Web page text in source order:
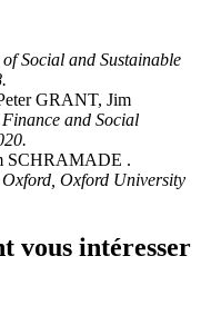
Social and Sustainable
GRANT, Jim
and Social
SCHRAMADE .
Oxford University
vous intéresser